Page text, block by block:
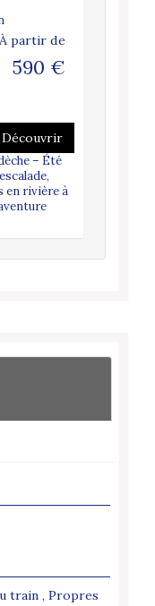
À partir de
590 €
Découvrir
– Été
en rivière à
train , Propres